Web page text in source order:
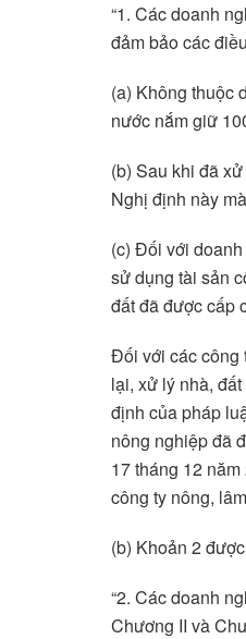
“1. Các doanh
đảm bảo các
(a) Không thuộc
nước nắm giữ
(b) Sau khi đã
Nghị định này
(c) Đối với
sử dụng tài sản
đất đã được cấp
Đối với các công
lại, xử lý nhà,
định của pháp
nông nghiệp đã
17 tháng 12
công ty nông,
(b) Khoản 2
“2. Các doanh
Chương II và